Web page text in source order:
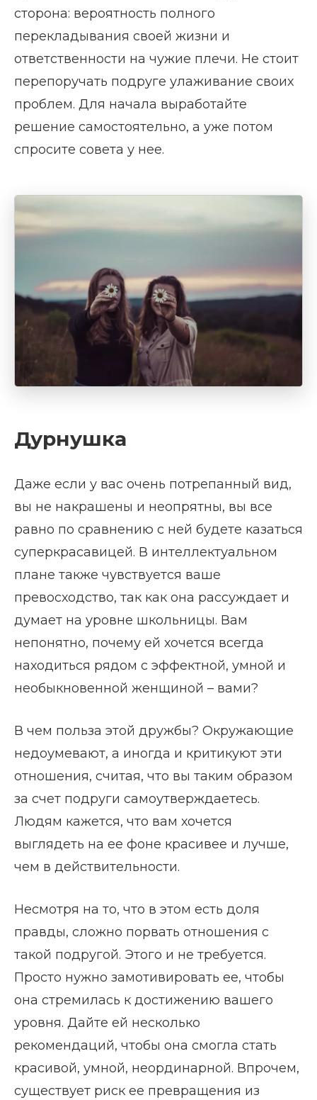
сторона: вероятность полного
перекладывания своей жизни и
ответственности на чужие плечи. Не стоит
перепоручать подруге улаживание своих
проблем. Для начала выработайте
решение самостоятельно, а уже потом
спросите совета у нее.
Дурнушка
Даже если у вас очень потрепанный вид,
вы не накрашены и неопрятны, вы все
равно по сравнению с ней будете казаться
суперкрасавицей. В интеллектуальном
плане также чувствуется ваше
превосходство, так как она рассуждает и
думает на уровне школьницы. Вам
непонятно, почему ей хочется всегда
находиться рядом с эффектной, умной и
необыкновенной женщиной – вами?
В чем польза этой дружбы? Окружающие
недоумевают, а иногда и критикуют эти
отношения, считая, что вы таким образом
за счет подруги самоутверждаетесь.
Людям кажется, что вам хочется
выглядеть на ее фоне красивее и лучше,
чем в действительности.
Несмотря на то, что в этом есть доля
правды, сложно порвать отношения с
такой подругой. Этого и не требуется.
Просто нужно замотивировать ее, чтобы
она стремилась к достижению вашего
уровня. Дайте ей несколько
рекомендаций, чтобы она смогла стать
красивой, умной, неординарной. Впрочем,
существует риск ее превращения из